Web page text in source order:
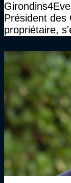
Président des
propriétaire,